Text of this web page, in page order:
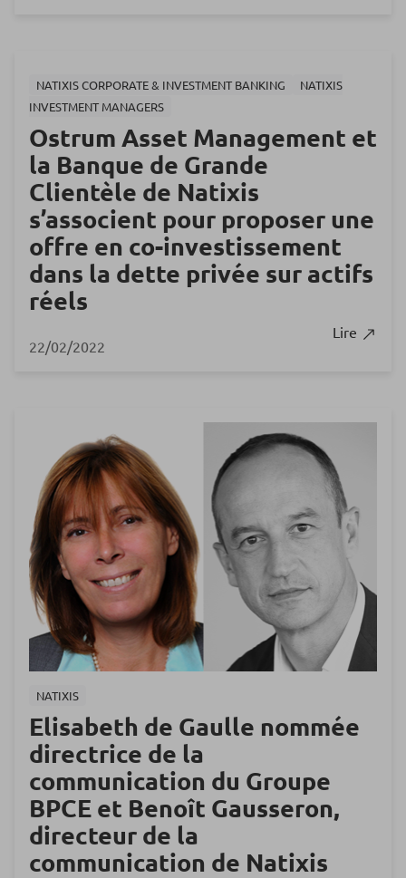
NATIXIS CORPORATE & INVESTMENT BANKING
NATIXIS
INVESTMENT MANAGERS
Ostrum Asset Management et
la Banque de Grande
Clientèle de Natixis
s’associent pour proposer une
offre en co-investissement
dans la dette privée sur actifs
réels
22/02/2022
Lire
NATIXIS
Elisabeth de Gaulle nommée
directrice de la
communication du Groupe
BPCE et Benoît Gausseron,
directeur de la
communication de Natixis